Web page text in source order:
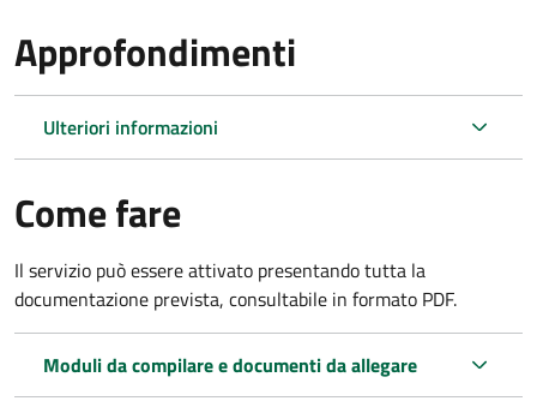
Approfondimenti
Ulteriori informazioni
Come fare
Il servizio può essere attivato presentando tutta la
documentazione prevista, consultabile in formato PDF.
Moduli da compilare e documenti da allegare